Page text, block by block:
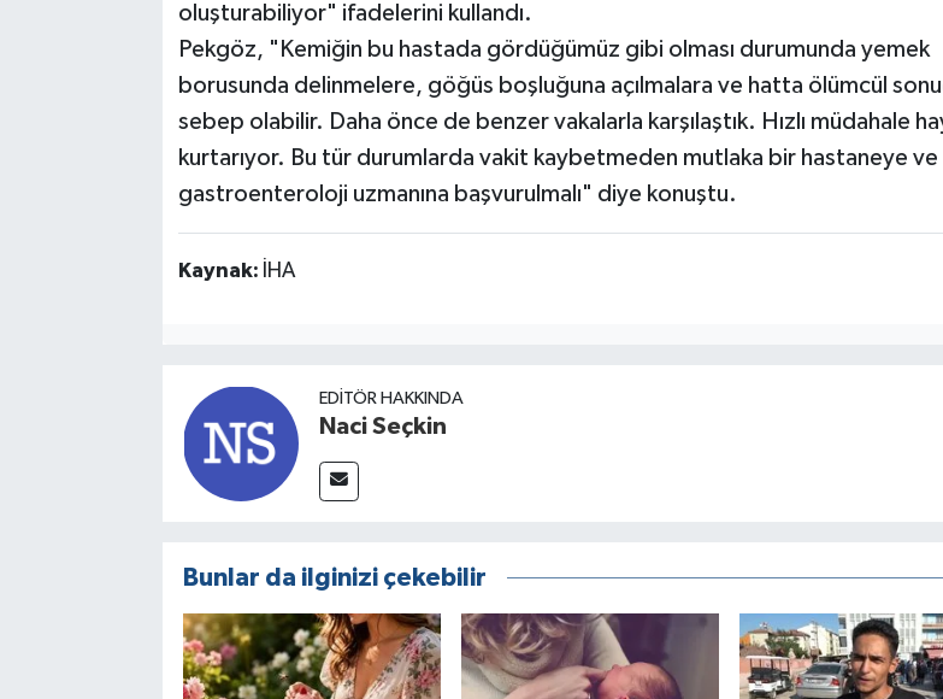
oluşturabiliyor" ifadelerini kullandı.
Pekgöz, "Kemiğin bu hastada gördüğümüz gibi olması durumunda yemek
borusunda delinmelere, göğüs boşluğuna açılmalara ve hatta ölümcül
sebep olabilir. Daha önce de benzer vakalarla karşılaştık. Hızlı müdahale
kurtarıyor. Bu tür durumlarda vakit kaybetmeden mutlaka bir hastaneye ve
gastroenteroloji uzmanına başvurulmalı" diye konuştu.
Kaynak: İHA
EDITÖR HAKKINDA
Naci Seçkin
Bunlar da ilginizi çekebilir